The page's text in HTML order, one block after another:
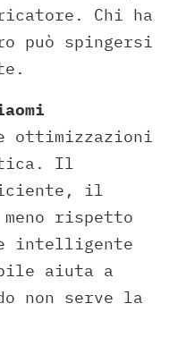
Chi ha
può spingersi
ottimizzazioni
Il
il
meno rispetto
intelligente
aiuta a
non serve la